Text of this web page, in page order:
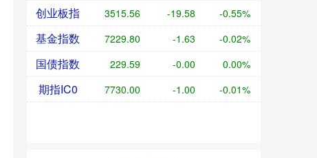
创业板指 3515.56 -19.58 -0.55%
基金指数 7229.80 -1.63 -0.02%
国债指数 229.59 -0.00 0.00%
期指IC0 7730.00 -1.00 -0.01%